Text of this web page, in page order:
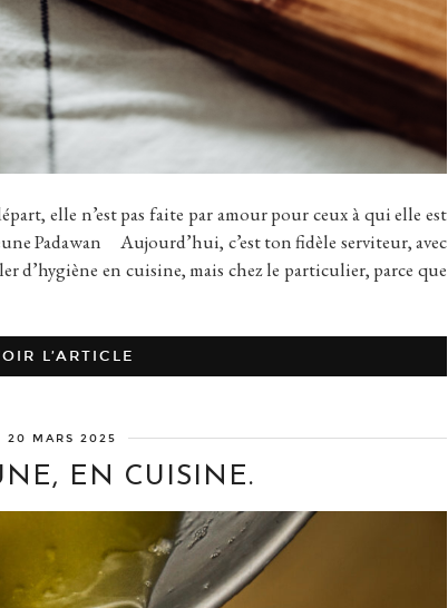
elle n’est pas faite par amour pour ceux à qui elle est
Padawan Aujourd’hui, c’est ton fidèle serviteur, avec
d’hygiène en cuisine, mais chez le particulier, parce que
L’ARTICLE
20 MARS 2025
EN CUISINE.